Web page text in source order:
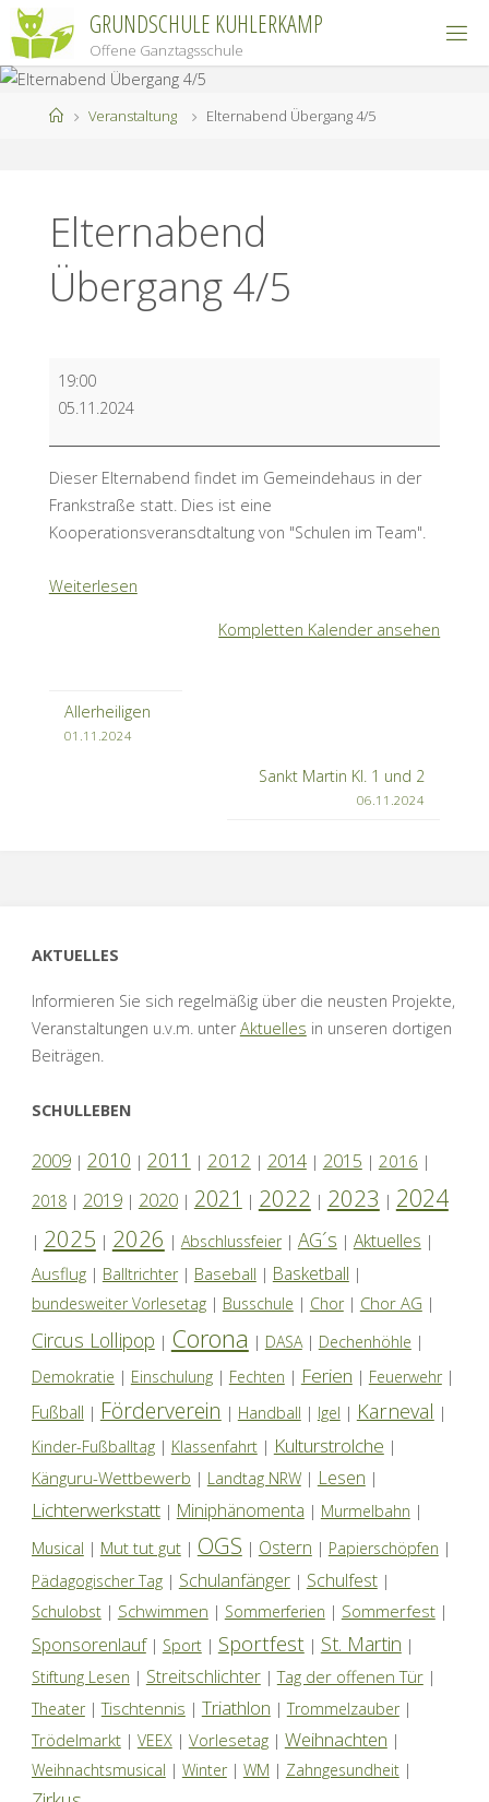
Zum
Inhalt
springen
GRUNDSCHULE KUHLERKAMP
Offene Ganztagsschule
StartVeranstaltung Elternabend Übergang 4/5
Elternabend
Übergang 4/5
Elternabend
Übergang
19:00
05.11.2024
Dieser Elternabend findet im Gemeindehaus in der
Frankstraße statt. Dies ist eine
Kooperationsveransdtaltung von "Schulen im Team".
Weiterlesen
Kompletten Kalender ansehen
Allerheiligen
01.11.2024
Sankt Martin Kl. 1 und 2
06.11.2024
AKTUELLES
Informieren Sie sich regelmäßig über die neusten Projekte,
Veranstaltungen u.v.m. unterAktuelles in unseren dortigen
Beiträgen.
SCHULLEBEN
2009| 2010 | 2011 | 2012 | 2014| 2015 | 2016 |
2018| 2019| 2020| 2021 | 2022 | 2023 | 2024
| 2025 | 2026 | Abschlussfeier| AG´s | Aktuelles |
Ausflug| Balltrichter| Baseball | Basketball |
bundesweiter Vorlesetag| Busschule | Chor| Chor AG |
Circus Lollipop | Corona | DASA| Dechenhöhle |
Demokratie | Einschulung| Fechten | Ferien | Feuerwehr|
Fußball | Förderverein | Handball | Igel | Karneval |
Kinder-Fußballtag| Klassenfahrt| Kulturstrolche |
Känguru-Wettbewerb | Landtag NRW| Lesen |
Lichterwerkstatt| Miniphänomenta | Murmelbahn |
Musical | Mut tut gut| OGS | Ostern | Papierschöpfen |
Pädagogischer Tag| Schulanfänger| Schulfest|
Schulobst| Schwimmen | Sommerferien | Sommerfest|
Sponsorenlauf| Sport| Sportfest | St. Martin |
Stiftung Lesen | Streitschlichter|Tag der offenen Tür|
Theater|Tischtennis | Triathlon | Trommelzauber|
Trödelmarkt| VEEX| Vorlesetag| Weihnachten |
Weihnachtsmusical | Winter| WM | Zahngesundheit|